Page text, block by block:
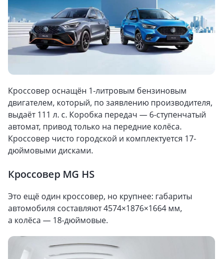
Кроссовер оснащён 1-литровым бензиновым
двигателем, который, по заявлению производителя,
выдаёт 111 л. с. Коробка передач — 6-ступенчатый
автомат, привод только на передние колёса.
Кроссовер чисто городской и комплектуется 17-
дюймовыми дисками.
Кроссовер MG HS
Это ещё один кроссовер, но крупнее: габариты
автомобиля составляют 4574×1876×1664 мм,
а колёса — 18-дюймовые.